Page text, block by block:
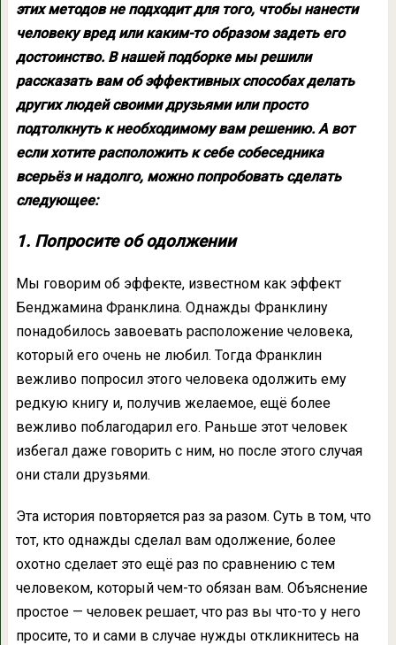
этих методов не подходит для того, чтобы нанести
человеку вред или каким-то образом задеть его
достоинство. В нашей подборке мы решили
рассказать вам об эффективных способах делать
других людей своими друзьями или просто
подтолкнуть к необходимому вам решению. А вот
если хотите расположить к себе собеседника
всерьёз и надолго, можно попробовать сделать
следующее:
1. Попросите об одолжении
Мы говорим об эффекте, известном как эффект
Бенджамина Франклина. Однажды Франклину
понадобилось завоевать расположение человека,
который его очень не любил. Тогда Франклин
вежливо попросил этого человека одолжить ему
редкую книгу и, получив желаемое, ещё более
вежливо поблагодарил его. Раньше этот человек
избегал даже говорить с ним, но после этого случая
они стали друзьями.
Эта история повторяется раз за разом. Суть в том, что
тот, кто однажды сделал вам одолжение, более
охотно сделает это ещё раз по сравнению с тем
человеком, который чем-то обязан вам. Объяснение
простое — человек решает, что раз вы что-то у него
просите, то и сами в случае нужды откликнитесь на